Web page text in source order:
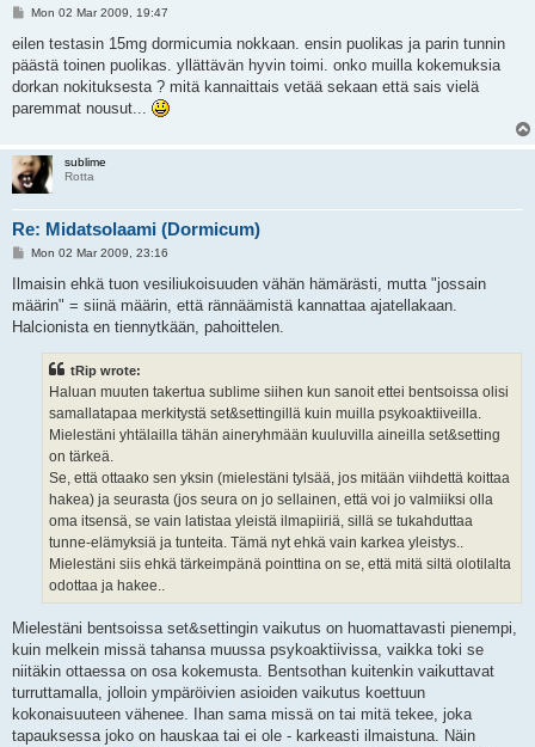
P
s
Mon 02 Mar 2009, 19:47
eilen testasin 15mg dormicumia nokkaan. ensin puolikas ja parin tunnin
päästä toinen puolikas. yllättävän hyvin toimi. onko muilla kokemuksia
dorkan nokituksesta ? mitä kannaittais vetää sekaan että sais vielä
paremmat nousut...
sublime
Rotta
Re: Midatsolaami (Dormicum)
P
s
Mon 02 Mar 2009, 23:16
Ilmaisin ehkä tuon vesiliukoisuuden vähän hämärästi, mutta "jossain
määrin" = siinä määrin, että rännäämistä kannattaa ajatellakaan.
Halcionista en tiennytkään, pahoittelen.
tRip wrote:
Haluan muuten takertua sublime siihen kun sanoit ettei bentsoissa olisi
samallatapaa merkitystä set&settingillä kuin muilla psykoaktiiveilla.
Mielestäni yhtälailla tähän aineryhmään kuuluvilla aineilla set&setting
on tärkeä.
Se, että ottaako sen yksin (mielestäni tylsää, jos mitään viihdettä koittaa
hakea) ja seurasta (jos seura on jo sellainen, että voi jo valmiiksi olla
oma itsensä, se vain latistaa yleistä ilmapiiriä, sillä se tukahduttaa
tunne-elämyksiä ja tunteita. Tämä nyt ehkä vain karkea yleistys..
Mielestäni siis ehkä tärkeimpänä pointtina on se, että mitä siltä olotilalta
odottaa ja hakee..
Mielestäni bentsoissa set&settingin vaikutus on huomattavasti pienempi,
kuin melkein missä tahansa muussa psykoaktiivissa, vaikka toki se
niitäkin ottaessa on osa kokemusta. Bentsothan kuitenkin vaikuttavat
turruttamalla, jolloin ympäröivien asioiden vaikutus koettuun
kokonaisuuteen vähenee. Ihan sama missä on tai mitä tekee, joka
tapauksessa joko on hauskaa tai ei ole - karkeasti ilmaistuna. Näin